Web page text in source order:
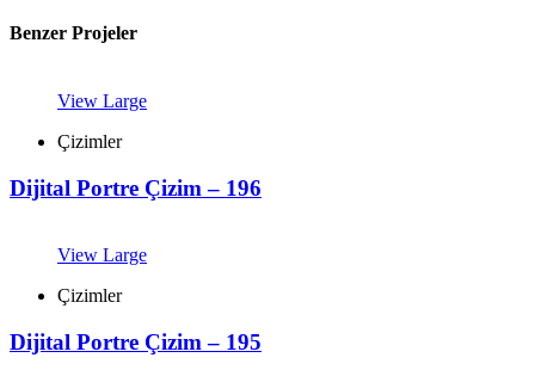
Benzer Projeler
View Large
Çizimler
Dijital Portre Çizim – 196
View Large
Çizimler
Dijital Portre Çizim – 195